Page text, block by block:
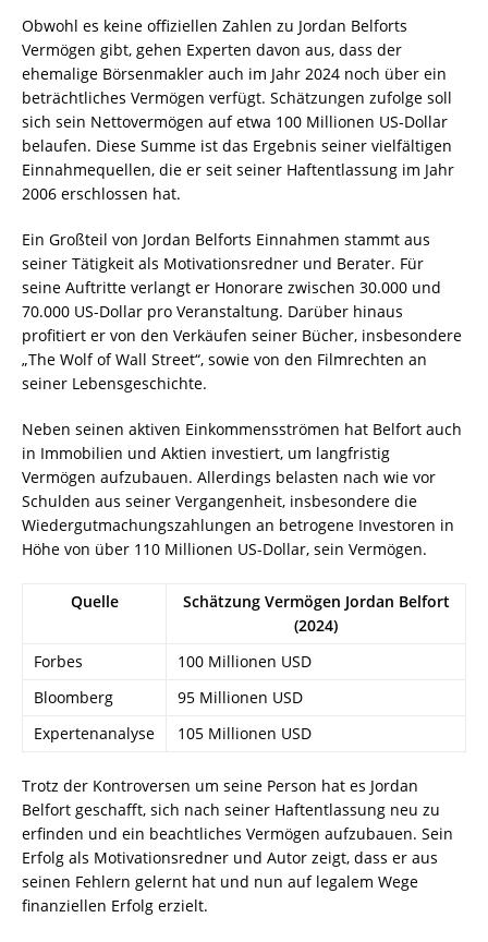
Obwohl es keine offiziellen Zahlen zu Jordan Belforts
Vermögen gibt, gehen Experten davon aus, dass der
ehemalige Börsenmakler auch im Jahr 2024 noch über ein
beträchtliches Vermögen verfügt. Schätzungen zufolge soll
sich sein Nettovermögen auf etwa 100 Millionen US-Dollar
belaufen. Diese Summe ist das Ergebnis seiner vielfältigen
Einnahmequellen, die er seit seiner Haftentlassung im Jahr
2006 erschlossen hat.
Ein Großteil von Jordan Belforts Einnahmen stammt aus
seiner Tätigkeit als Motivationsredner und Berater. Für
seine Auftritte verlangt er Honorare zwischen 30.000 und
70.000 US-Dollar pro Veranstaltung. Darüber hinaus
profitiert er von den Verkäufen seiner Bücher, insbesondere
„The Wolf of Wall Street“, sowie von den Filmrechten an
seiner Lebensgeschichte.
Neben seinen aktiven Einkommensströmen hat Belfort auch
in Immobilien und Aktien investiert, um langfristig
Vermögen aufzubauen. Allerdings belasten nach wie vor
Schulden aus seiner Vergangenheit, insbesondere die
Wiedergutmachungszahlungen an betrogene Investoren in
Höhe von über 110 Millionen US-Dollar, sein Vermögen.
Quelle
Schätzung Vermögen Jordan Belfort
(2024)
Forbes
100 Millionen USD
Bloomberg
95 Millionen USD
Expertenanalyse
105 Millionen USD
Trotz der Kontroversen um seine Person hat es Jordan
Belfort geschafft, sich nach seiner Haftentlassung neu zu
erfinden und ein beachtliches Vermögen aufzubauen. Sein
Erfolg als Motivationsredner und Autor zeigt, dass er aus
seinen Fehlern gelernt hat und nun auf legalem Wege
finanziellen Erfolg erzielt.